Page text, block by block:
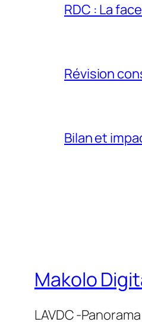
RDC : La
Révision
Bilan et
Makolo
LAVDC -